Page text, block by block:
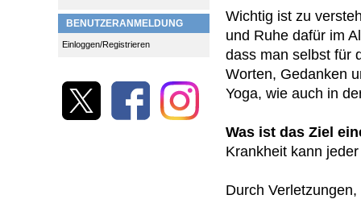
BENUTZERANMELDUNG
Einloggen/Registrieren
Wichtig ist zu
und Ruhe dafür im
dass man selbst für
Worten, Gedanken
Yoga, wie auch in
Was ist das Ziel
Krankheit kann
Durch